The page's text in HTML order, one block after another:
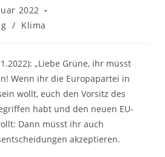
2022
/ Klima
„Liebe Grüne, ihr müsst
Wenn ihr die Europapartei in
wollt, euch den Vorsitz des
habt und den neuen EU-
Dann müsst ihr auch
akzeptieren.